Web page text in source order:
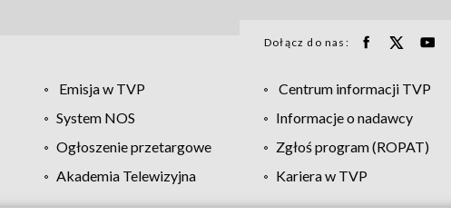
Dołącz do nas:
Emisja w TVP Centrum informacji TVP
System NOS Informacje o nadawcy
Ogłoszenie przetargowe Zgłoś program (ROPAT)
Akademia Telewizyjna Kariera w TVP